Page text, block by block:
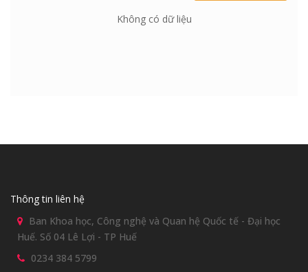
Không có dữ liệu
Thông tin liên hệ
Ban Khoa học, Công nghệ và Quan hệ Quốc tế - Đại học
Huế. Số 04 Lê Lợi - TP Huế
0234 384 5799